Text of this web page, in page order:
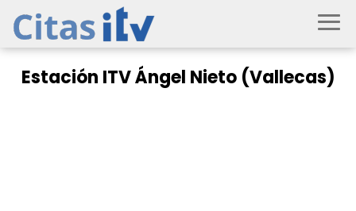
Estación ITV Ángel Nieto (Vallecas)